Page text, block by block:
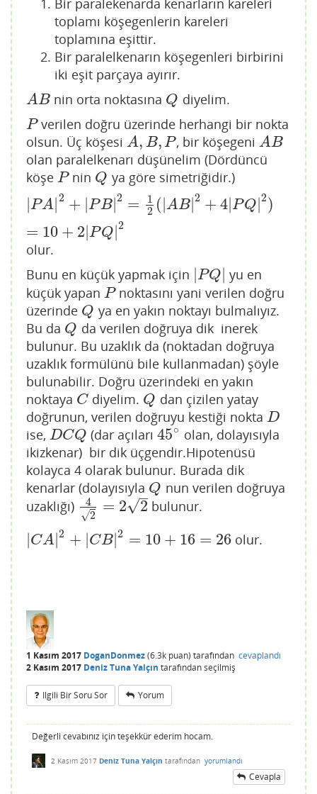
toplamı köşegenlerin kareleri
toplamına eşittir.
Bir paralelkenarın köşegenleri birbirini
iki eşit parçaya ayırır.
AB
AB nin orta noktasına Q
Q diyelim.
P
P verilen doğru üzerinde herhangi bir nokta
olsun. Üç köşesi A, B, P
A,B ,P , bir köşegeni AB
AB
olan paralelkenarı düşünelim (Dördüncü
köşe P
P nin Q
Q ya göre simetriğidir.)
|PA|2 + |PB|2 =
1
2 (|AB|2 + 4|PQ|2)
= 10 + 2|PQ|2
|PA| 2+|P B|2= 1 2(| AB | 2+4| PQ| 2)=10+2|P
olur.
Bunu en küçük yapmak için PQ
|PQ| yu en
küçük yapan P
P noktasını yani verilen doğru
üzerinde Q
Q ya en yakın noktayı bulmalıyız.
Bu da Q
Q da verilen doğruya dik inerek
bulunur. Bu uzaklık da (noktadan doğruya
uzaklık formülünü bile kullanmadan) şöyle
bulunabilir. Doğru üzerindeki en yakın
noktaya C
C diyelim. Q
Q dan çizilen yatay
doğrunun, verilen doğruyu kestiği nokta D
D
ise, DCQ
DCQ (dar açıları45∘
45∘ olan, dolayısıyla
ikizkenar) bir dik üçgendir.Hipotenüsü
kolayca 4 olarak bulunur. Burada dik
kenarlar (dolayısıyla Q
Q nun verilen doğruya
uzaklığı)
4
2
√ = 2 2
–
√
42= 22 bulunur.
CA 2 + CB| 2 = 10 + 16 = 26
|CA| 2+ |C B|2= 10 +16=26 olur.
1 Kasım 2017 DoganDonmez(6.3k puan) tarafından cevaplandı
2 Kasım 2017 Deniz Tuna Yalçın tarafındanseçilmiş
Ilgili Bir Soru Sor Yorum
Değerli cevabınız için teşekkür ederim hocam.
2 Kasım 2017 Deniz Tuna Yalçın tarafından yorumlandı
Cevapla